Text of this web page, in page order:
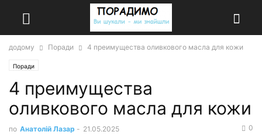
додому Поради 4 преимущества оливкового масла для кожи
Поради
4 преимущества
оливкового масла для кожи
по Анатолій Лазар - 21.05.2025 0